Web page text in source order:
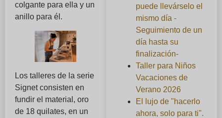
colgante para ella y un
anillo para él.
Los talleres de la serie
Signet consisten en
fundir el material, oro
de 18 quilates, en un
puede llevárselo el
mismo día -
Seguimiento de un
día hasta su
finalización-
Taller para Niños
Vacaciones de
Verano 2026
El lujo de "hacerlo
ahora, solo para ti".